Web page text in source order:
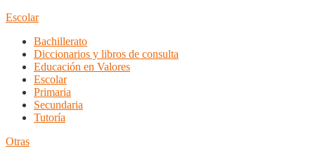
Escolar
Bachillerato
Diccionarios y libros de consulta
Educación en Valores
Escolar
Primaria
Secundaria
Tutoría
Otras